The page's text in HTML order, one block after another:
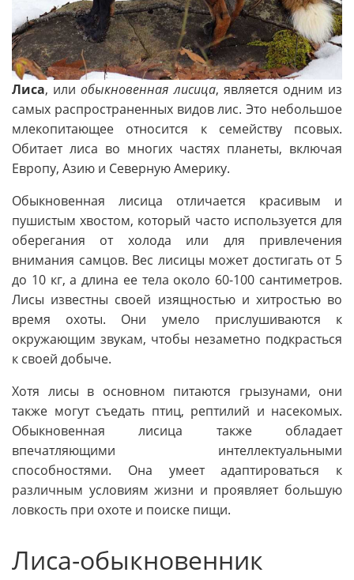
Лиса, илиобыкновенная лисица, является одним из
самых распространенных видов лис. Это небольшое
млекопитающее относится к семейству псовых.
Обитает лиса во многих частях планеты, включая
Европу, Азию и Северную Америку.
Обыкновенная лисица отличается красивым и
пушистым хвостом, который часто используется для
оберегания от холода или для привлечения
внимания самцов. Вес лисицы может достигать от 5
до 10 кг, а длина ее тела около 60-100 сантиметров.
Лисы известны своей изящностью и хитростью во
время охоты. Они умело прислушиваются к
окружающим звукам, чтобы незаметно подкрасться
к своей добыче.
Хотя лисы в основном питаются грызунами, они
также могут съедать птиц, рептилий и насекомых.
Обыкновенная лисица также обладает
впечатляющими интеллектуальными
способностями. Она умеет адаптироваться к
различным условиям жизни и проявляет большую
ловкость при охоте и поиске пищи.
Лиса-обыкновенник